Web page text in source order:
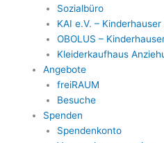
Sozialbüro
KAI e.V. –
OBOLUS –
Kleiderkaufhaus
Angebote
freiRAUM
Besuche
Spenden
Spendenkonto